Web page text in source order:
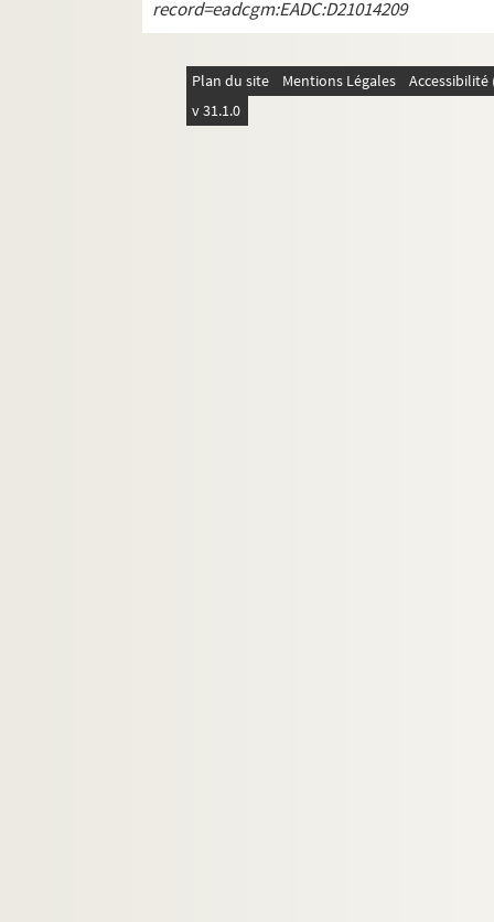
record=eadcgm:EADC:D21014209
Plan du site Mentions Légales
v 31.1.0